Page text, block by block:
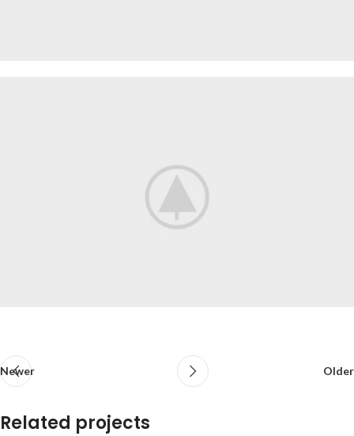
Newer Older
Related projects